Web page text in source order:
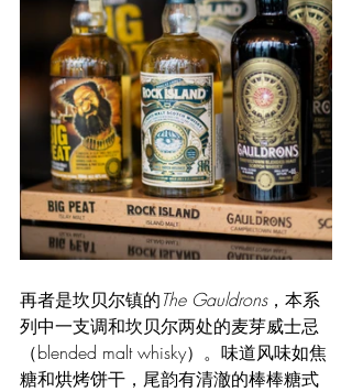
再者是坎贝尔镇的The Gauldrons，本系
列中一支调和坎贝尔两处的麦芽威士忌
（blended malt whisky）。味道风味如焦
糖和烘烤饼干，尾韵有清澈的棒棒糖式